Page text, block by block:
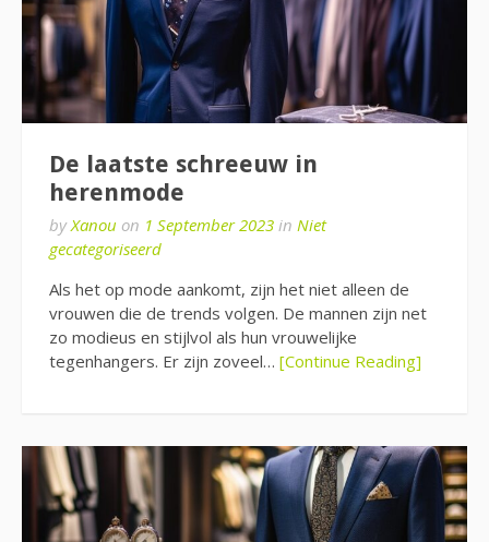
De laatste schreeuw in
herenmode
byXanou on 1 September 2023 in Niet
gecategoriseerd
Als het op mode aankomt, zijn het niet alleen de
vrouwen die de trends volgen. De mannen zijn net
zo modieus en stijlvol als hun vrouwelijke
tegenhangers. Er zijn zoveel… [Continue Reading]